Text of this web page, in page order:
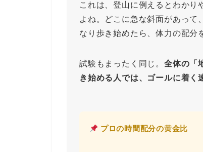
これは、登山に例えるとわかり
よね。どこに急な斜面があって
なり歩き始めたら、体力の配分
試験もまったく同じ。 全体の「
き始める人では、ゴールに着く
プロの時間配分の黄金比